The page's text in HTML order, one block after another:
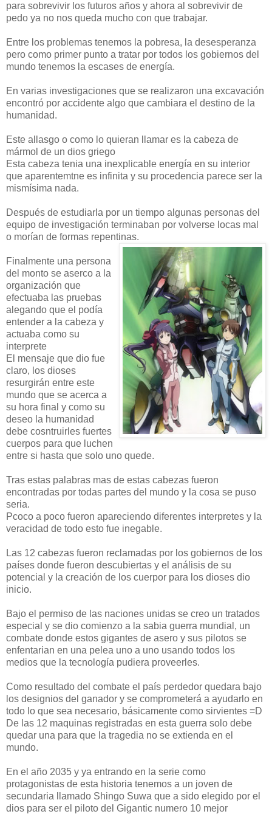
para sobrevivir los futuros años y ahora al sobrevivir de
pedo ya no nos queda mucho con que trabajar.
Entre los problemas tenemos la pobresa, la desesperanza
pero como primer punto a tratar por todos los gobiernos del
mundo tenemos la escases de energía.
En varias investigaciones que se realizaron una excavación
encontró por accidente algo que cambiara el destino de la
humanidad.
Este allasgo o como lo quieran llamar es la cabeza de
mármol de un dios griego
Esta cabeza tenia una inexplicable energía en su interior
que aparentemtne es infinita y su procedencia parece ser la
mismísima nada.
Después de estudiarla por un tiempo algunas personas del
equipo de investigación terminaban por volverse locas mal
o morían de formas repentinas.
Finalmente una persona
del monto se aserco a la
organización que
efectuaba las pruebas
alegando que el podía
entender a la cabeza y
actuaba como su
interprete
El mensaje que dio fue
claro, los dioses
resurgirán entre este
mundo que se acerca a
su hora final y como su
deseo la humanidad
debe cosntruirles fuertes
cuerpos para que luchen
entre si hasta que solo uno quede.
Tras estas palabras mas de estas cabezas fueron
encontradas por todas partes del mundo y la cosa se puso
seria.
Pcoco a poco fueron apareciendo diferentes interpretes y la
veracidad de todo esto fue inegable.
Las 12 cabezas fueron reclamadas por los gobiernos de los
países donde fueron descubiertas y el análisis de su
potencial y la creación de los cuerpor para los dioses dio
inicio.
Bajo el permiso de las naciones unidas se creo un tratados
especial y se dio comienzo a la sabia guerra mundial, un
combate donde estos gigantes de asero y sus pilotos se
enfentarian en una pelea uno a uno usando todos los
medios que la tecnología pudiera proveerles.
Como resultado del combate el país perdedor quedara bajo
los designios del ganador y se comprometerá a ayudarlo en
todo lo que sea necesario, básicamente como sirvientes =D
De las 12 maquinas registradas en esta guerra solo debe
quedar una para que la tragedia no se extienda en el
mundo.
En el año 2035 y ya entrando en la serie como
protagonistas de esta historia tenemos a un joven de
secundaria llamado Shingo Suwa que a sido elegido por el
dios para ser el piloto del Gigantic numero 10 mejor